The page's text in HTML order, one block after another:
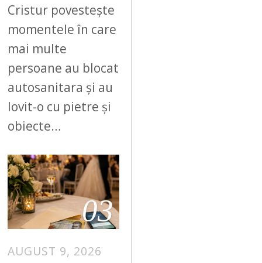
Cristur povestește
momentele în care
mai multe
persoane au blocat
autosanitara și au
lovit-o cu pietre și
obiecte…
03
AUGUST 9, 2026